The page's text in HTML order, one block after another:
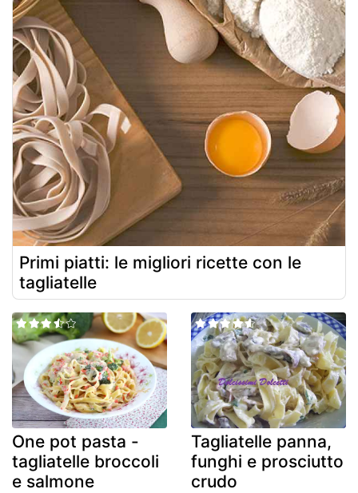
Primi piatti: le migliori ricette con le
tagliatelle
One pot pasta -
tagliatelle broccoli
e salmone
Tagliatelle panna,
funghi e prosciutto
crudo